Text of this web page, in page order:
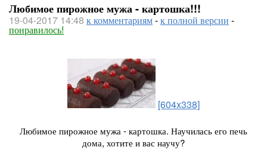
Любимое пирожное мужа - картошка!!!
19-04-2017 14:48 к комментариям-к полной версии -
понравилось!
[604x338]
Любимое пирожное мужа - картошка. Научилась его печь
дома, хотите и вас научу?